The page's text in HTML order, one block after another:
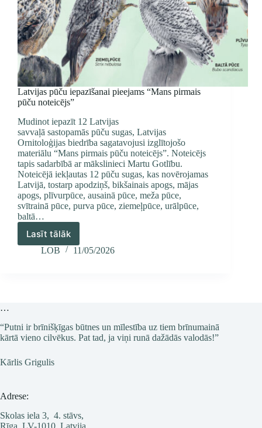
Latvijas pūču iepazīšanai pieejams “Mans pirmais
pūču noteicējs”
Mudinot iepazīt 12 Latvijas
savvaļā sastopamās pūču sugas, Latvijas
Ornitoloģijas biedrība sagatavojusi izglītojošo
materiālu “Mans pirmais pūču noteicējs”. Noteicējs
tapis sadarbībā ar mākslinieci Martu Gotlību.
Noteicējā iekļautas 12 pūču sugas, kas novērojamas
Latvijā, tostarp apodziņš, bikšainais apogs, mājas
apogs, plīvurpūce, ausainā pūce, meža pūce,
svītrainā pūce, purva pūce, ziemeļpūce, urālpūce,
baltā…
Lasīt tālāk
Latvijas
pūču
LOB 11/05/2026
…
“Putni ir brīnišķīgas būtnes un mīlestība uz tiem brīnumainā
kārtā vieno cilvēkus. Pat tad, ja viņi runā dažādās valodās!”
Kārlis Grigulis
Adrese:
Skolas iela 3, 4. stāvs,
Rīga, LV-1010, Latvija